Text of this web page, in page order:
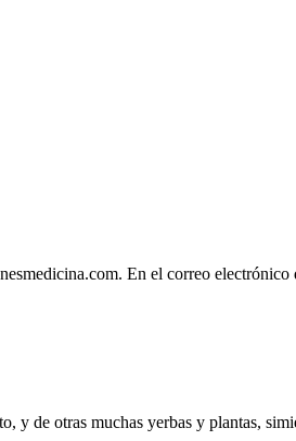
En el correo electrónico
y de otras muchas yerbas y plantas,